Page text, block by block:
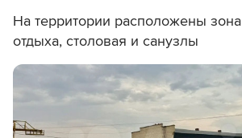
На территории расположены зона
отдыха, столовая и санузлы